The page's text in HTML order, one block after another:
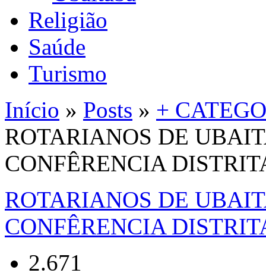
Religião
Saúde
Turismo
Início » Posts » +
ROTARIANOS DE
CONFÊRENCIA
ROTARIANOS DE
CONFÊRENCIA
2.671